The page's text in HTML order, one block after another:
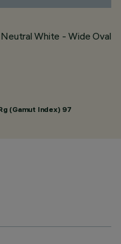
White - Wide Oval
(Gamut Index) 97